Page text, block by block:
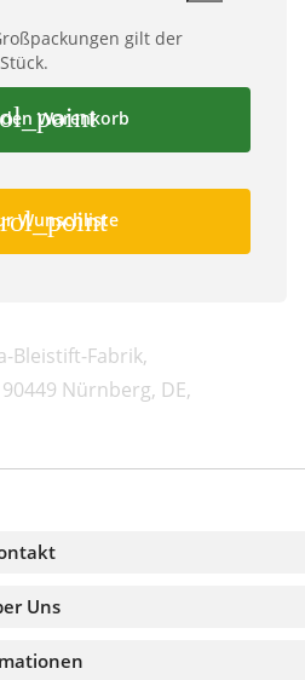
gilt der
Warenkorb
Wunschliste
Bleistift-Fabrik,
Nürnberg, DE,
Uns